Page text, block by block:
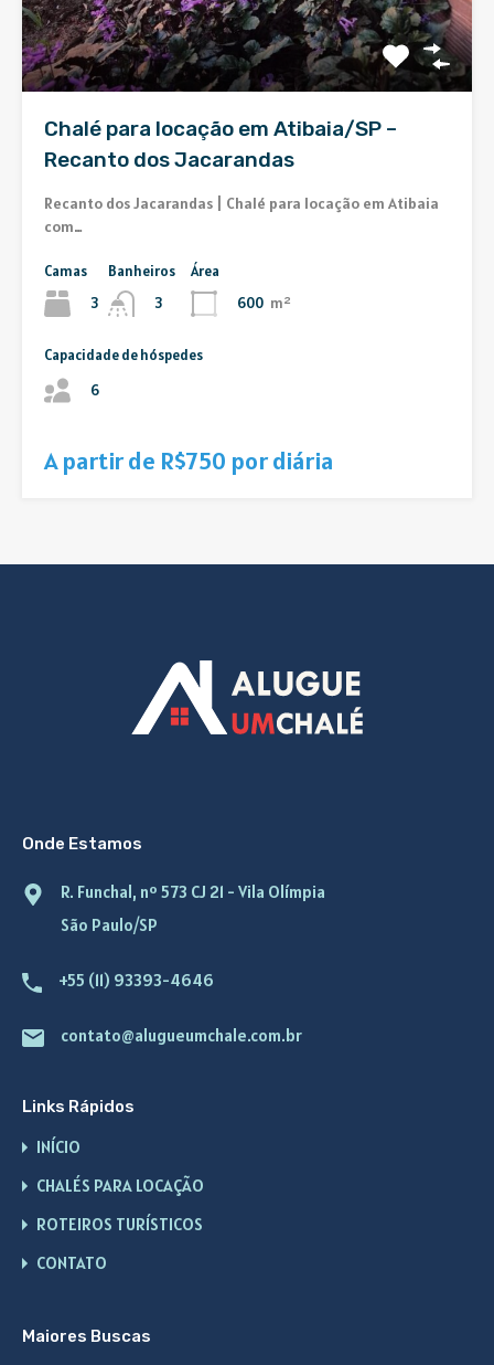
Chalé para locação em Atibaia/SP –
Recanto dos Jacarandas
Recanto dos Jacarandas | Chalé para locação em Atibaia
com…
Camas
3
Banheiros
3
Área
600 m²
Capacidade de hóspedes
6
A partir de R$750 por diária
Onde Estamos
R. Funchal, nº 573 CJ 21 - Vila Olímpia
São Paulo/SP
+55 (11) 93393-4646
contato@alugueumchale.com.br
Links Rápidos
INÍCIO
CHALÉS PARA LOCAÇÃO
ROTEIROS TURÍSTICOS
CONTATO
Maiores Buscas